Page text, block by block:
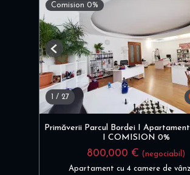
Comision 0%
1 / 27
Previous
Primăverii Parcul Bordei I
I COMISION 0%
800,000 € (negociabil)
Apartament cu 4 camere de